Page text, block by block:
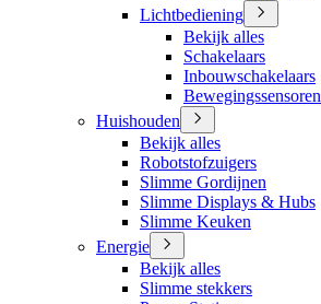
Lichtbediening
Bekijk alles
Schakelaars
Inbouwschakelaars
Bewegingssensoren
Huishouden
Bekijk alles
Robotstofzuigers
Slimme Gordijnen
Slimme Displays & Hubs
Slimme Keuken
Energie
Bekijk alles
Slimme stekkers